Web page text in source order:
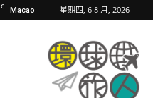
C Macao 星期四, 6 8 月, 2026